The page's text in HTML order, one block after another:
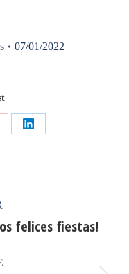
07/01/2022
Share
felices fiestas!